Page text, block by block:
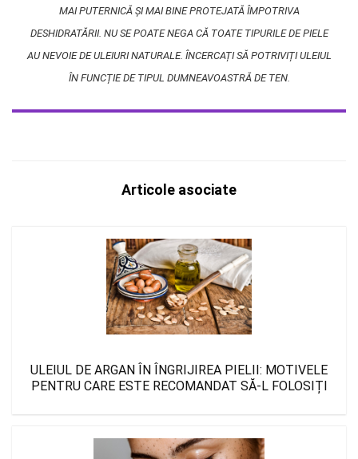
MAI PUTERNICĂ ȘI MAI BINE PROTEJATĂ ÎMPOTRIVA
DESHIDRATĂRII. NU SE POATE NEGA CĂ TOATE TIPURILE DE PIELE
AU NEVOIE DE ULEIURI NATURALE. ÎNCERCAȚI SĂ POTRIVIȚI ULEIUL
ÎN FUNCȚIE DE TIPUL DUMNEAVOASTRĂ DE TEN.
Articole asociate
ULEIUL DE ARGAN ÎN ÎNGRIJIREA PIELII: MOTIVELE
PENTRU CARE ESTE RECOMANDAT SĂ-L FOLOSIȚI